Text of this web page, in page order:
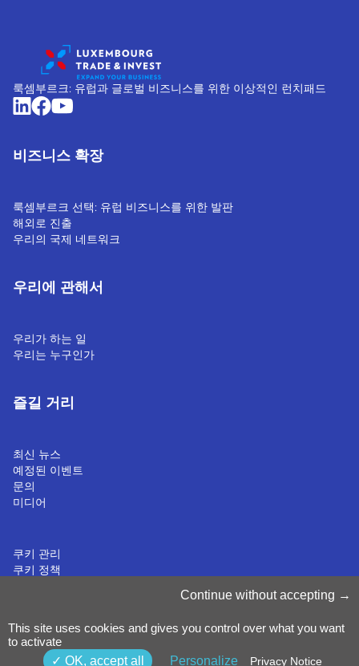
룩셈부르크: 유럽과 글로벌 비즈니스를 위한 이상적인 런치패드
비즈니스 확장
룩셈부르크 선택: 유럽 비즈니스를 위한 발판
해외로 진출
우리의 국제 네트워크
우리에 관해서
우리가 하는 일
우리는 누구인가
즐길 거리
최신 뉴스
예정된 이벤트
문의
미디어
쿠키 관리
쿠키 정책
Continue without accepting
This site uses cookies and gives you control over what you want
to activate
OK, accept all
Personalize Privacy Notice